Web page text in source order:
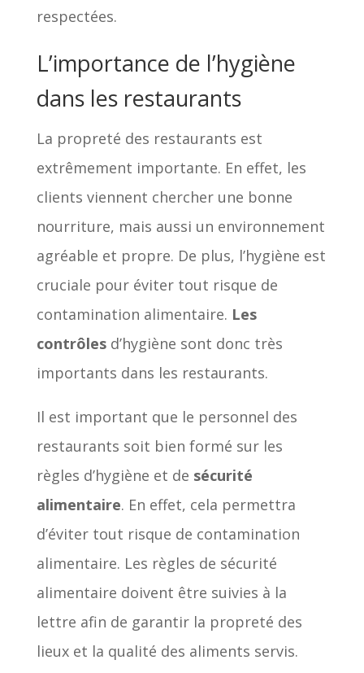
respectées.
L’importance de l’hygiène
dans les restaurants
La propreté des restaurants est
extrêmement importante. En effet, les
clients viennent chercher une bonne
nourriture, mais aussi un environnement
agréable et propre. De plus, l’hygiène est
cruciale pour éviter tout risque de
contamination alimentaire. Les
contrôlesd’hygiène sont donc très
importants dans les restaurants.
Il est important que le personnel des
restaurants soit bien formé sur les
règles d’hygiène et de sécurité
alimentaire. En effet, cela permettra
d’éviter tout risque de contamination
alimentaire. Les règles de sécurité
alimentaire doivent être suivies à la
lettre afin de garantir la propreté des
lieux et la qualité des aliments servis.